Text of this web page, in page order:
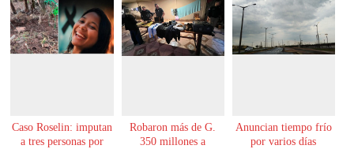
Caso Roselin: imputan
a tres personas por
Robaron más de G.
350 millones a
Anuncian tiempo frío
por varios días